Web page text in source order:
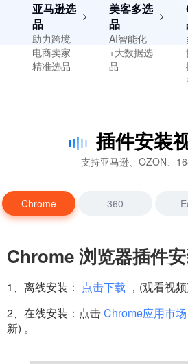
亚马逊选
品
助力跨境
电商卖家
精准选品
美客多选
品
AI智能化
+大数据选
品
插件安装
支持亚马逊、OZON、
Chrome 360
Chrome 浏览器插件
1、离线安装： 点击下载 ，(观看视频)
2、在线安装：点击Chrome应用市场
新) 。